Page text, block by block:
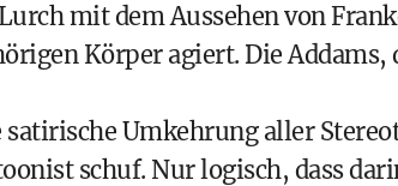
mit dem Aussehen von
Körper agiert. Die
satirische Umkehrung aller
schuf. Nur logisch, dass